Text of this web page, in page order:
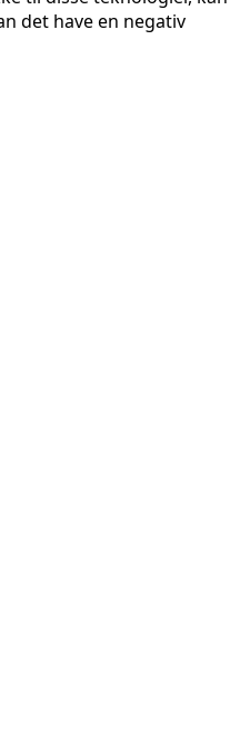
det have en negativ